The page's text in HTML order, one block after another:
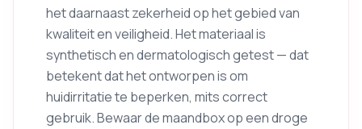
het daarnaast zekerheid op het gebied van
kwaliteit en veiligheid. Het materiaal is
synthetisch en dermatologisch getest — dat
betekent dat het ontworpen is om
huidirritatie te beperken, mits correct
gebruik. Bewaar de maandbox op een droge